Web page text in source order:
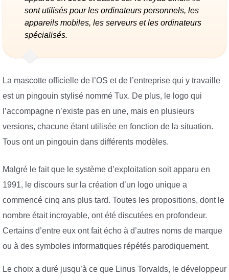
sont utilisés pour les ordinateurs personnels, les
appareils mobiles, les serveurs et les ordinateurs
spécialisés.
La mascotte officielle de l’OS et de l’entreprise qui y travaille
est un pingouin stylisé nommé Tux. De plus, le logo qui
l’accompagne n’existe pas en une, mais en plusieurs
versions, chacune étant utilisée en fonction de la situation.
Tous ont un pingouin dans différents modèles.
Malgré le fait que le système d’exploitation soit apparu en
1991, le discours sur la création d’un logo unique a
commencé cinq ans plus tard. Toutes les propositions, dont le
nombre était incroyable, ont été discutées en profondeur.
Certains d’entre eux ont fait écho à d’autres noms de marque
ou à des symboles informatiques répétés parodiquement.
Le choix a duré jusqu’à ce que Linus Torvalds, le développeur